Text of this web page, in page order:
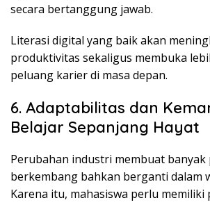
secara bertanggung jawab.
Literasi digital yang baik akan
produktivitas sekaligus membuka
peluang karier di masa depan.
6. Adaptabilitas dan
Belajar Sepanjang Hayat
Perubahan industri membuat banyak
berkembang bahkan berganti dalam
Karena itu, mahasiswa perlu